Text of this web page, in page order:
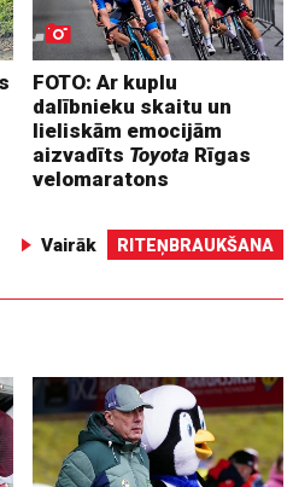
FOTO: Ar kuplu
dalībnieku skaitu un
lieliskām emocijām
aizvadīts Toyota Rīgas
velomaratons
Vairāk RITEŅBRAUKŠANA